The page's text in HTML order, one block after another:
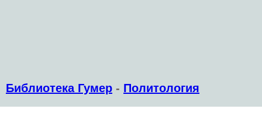
Библиотека Гумер - Политология